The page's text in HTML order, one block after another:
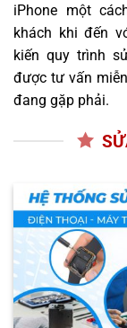
iPhone một
khách khi đến
kiến quy trình
được tư vấn
đang gặp phải.